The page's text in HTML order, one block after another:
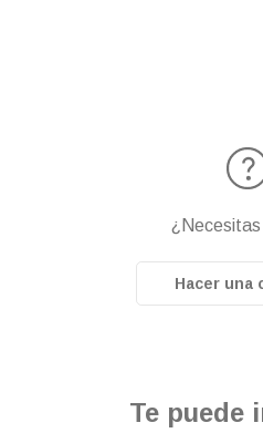
¿Necesitas
Hacer una
Te puede